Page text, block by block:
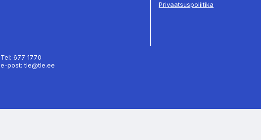
Privaatsuspoliitika
Tel: 677 1770
e-post: tle@tle.ee